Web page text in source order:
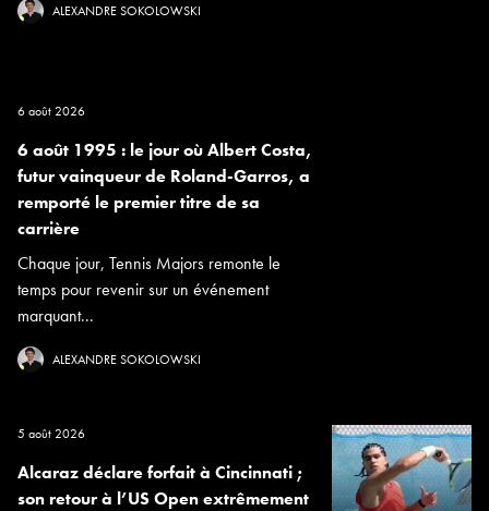
ALEXANDRE SOKOLOWSKI
6 août 2026
6 août 1995 : le jour où Albert Costa,
futur vainqueur de Roland-Garros, a
remporté le premier titre de sa
carrière
Chaque jour, Tennis Majors remonte le
temps pour revenir sur un événement
marquant...
ALEXANDRE SOKOLOWSKI
5 août 2026
Alcaraz déclare forfait à Cincinnati ;
son retour à l’US Open extrêmement